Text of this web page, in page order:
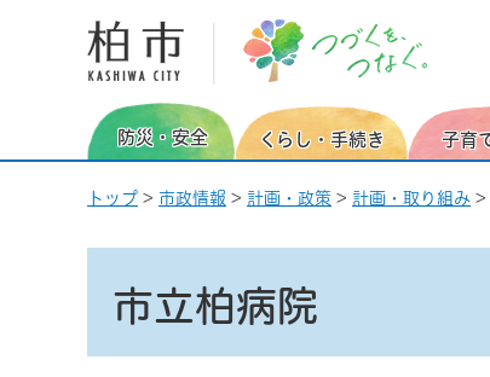
柏市 つづくを、つなぐ。
防災・安全 くらし・手続き 子育
トップ > 市政情報 > 計画・政策 > 計画・取り組み >
市立柏病院